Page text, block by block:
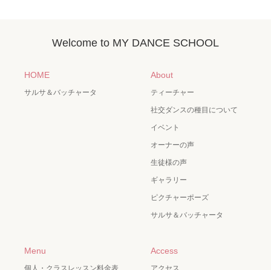
Welcome to MY DANCE SCHOOL
HOME
サルサ＆バッチャータ
About
ティーチャー
社交ダンスの種目について
イベント
オーナーの声
生徒様の声
ギャラリー
ピクチャーポーズ
サルサ＆バッチャータ
Menu
個人・クラスレッスン料金表
Access
アクセス